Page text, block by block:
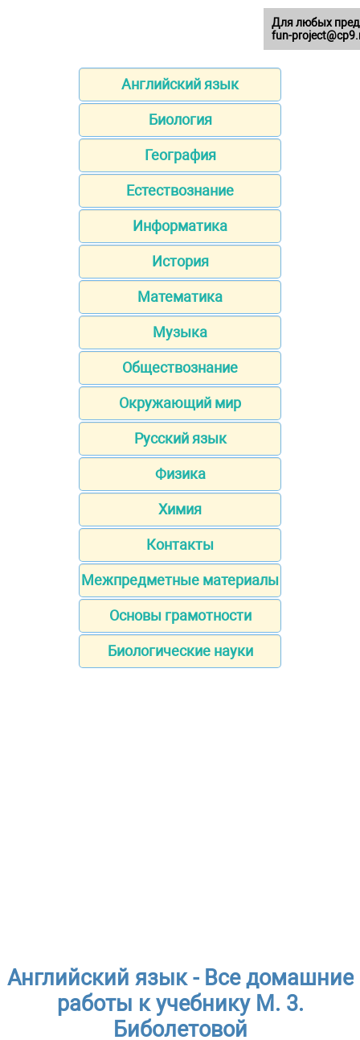
Английский язык
Биология
География
Естествознание
Информатика
История
Математика
Музыка
Обществознание
Окружающий мир
Русский язык
Физика
Химия
Контакты
Межпредметные материалы
Основы грамотности
Биологические науки
Английский язык - Все домашние
работы к учебнику М. 3.
Биболетовой
Для любых
fun-